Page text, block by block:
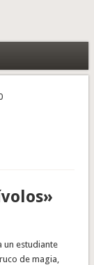
un estudiante
de magia,